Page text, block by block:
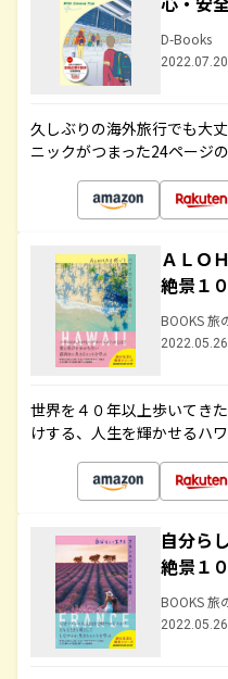
D-Books
久しぶりの海外旅行でも大
ニックがつまった24ページ
ＡＬＯ
絶景１
BOOKS 旅
世界を４０年以上歩いてき
けする、人生を輝かせるハ
自分ら
絶景１
BOOKS 旅